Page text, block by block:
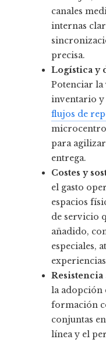
canales
internas
precisa.
Logística y
Potenciar
inventario y
flujos de
para
entrega.
Costes y
el gasto
espacios
de servicio
añadido,
especiales,
Resistencia
la adopción
formación
conjuntas
línea y el